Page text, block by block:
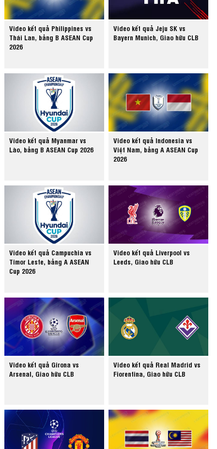
Video kết quả Philippines vs
Thái Lan, bảng B ASEAN Cup
2026
Video kết quả Jeju SK vs
Bayern Munich, Giao hữu CLB
Video kết quả Myanmar vs
Lào, bảng B ASEAN Cup 2026
Video kết quả Indonesia vs
Việt Nam, bảng A ASEAN Cup
2026
Video kết quả Campuchia vs
Timor Leste, bảng A ASEAN
Cup 2026
Video kết quả Liverpool vs
Leeds, Giao hữu CLB
Video kết quả Girona vs
Arsenal, Giao hữu CLB
Video kết quả Real Madrid vs
Fiorentina, Giao hữu CLB